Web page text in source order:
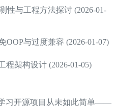
性与工程方法探讨 (2026-01-
OOP与过度兼容 (2026-01-07)
程架构设计 (2026-01-05)
习开源项目从未如此简单——